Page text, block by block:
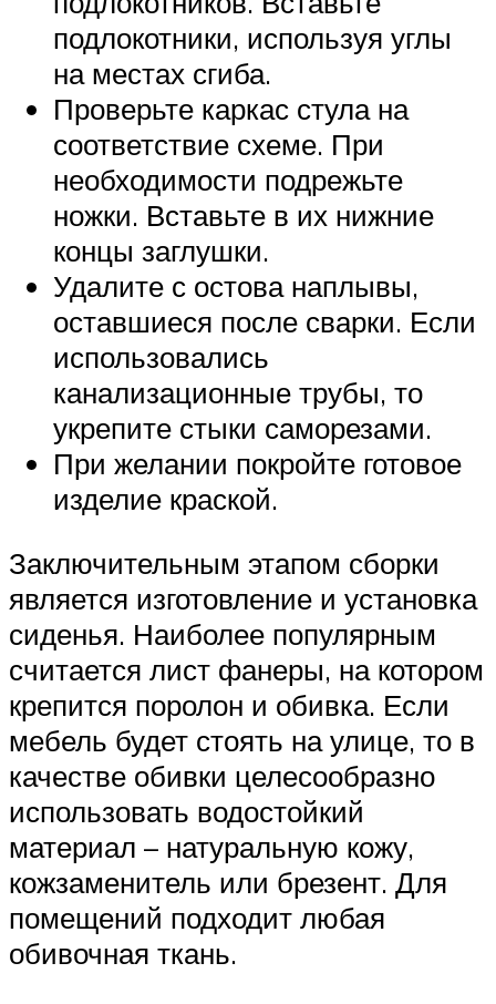
подлокотники, используя углы
на местах сгиба.
Проверьте каркас стула на
соответствие схеме. При
необходимости подрежьте
ножки. Вставьте в их нижние
концы заглушки.
Удалите с остова наплывы,
оставшиеся после сварки. Если
использовались
канализационные трубы, то
укрепите стыки саморезами.
При желании покройте готовое
изделие краской.
Заключительным этапом сборки
является изготовление и установка
сиденья. Наиболее популярным
считается лист фанеры, на котором
крепится поролон и обивка. Если
мебель будет стоять на улице, то в
качестве обивки целесообразно
использовать водостойкий
материал – натуральную кожу,
кожзаменитель или брезент. Для
помещений подходит любая
обивочная ткань.